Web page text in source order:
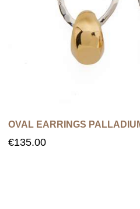
OVAL EARRINGS
€135.00